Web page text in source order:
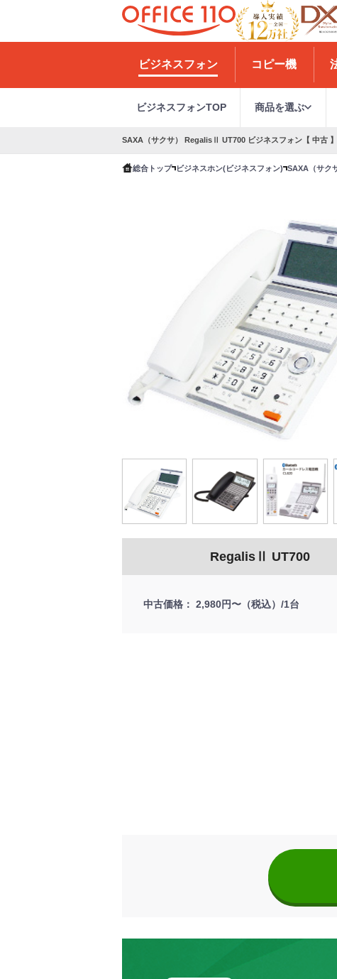
H
e
ビジネスフォン コピー機
ビジネスフォンTOP 商品を選ぶ
SAXA（サクサ） RegalisⅡ UT700 ビジネスフォン【 中古 】
総合トップ ビジネスホン(ビジネスフォン) SAXA（サク
RegalisⅡ UT700
中古価格 2,980円〜（税込）/1台